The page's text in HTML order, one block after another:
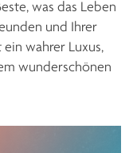
was das Leben
und Ihrer
wahrer Luxus,
wunderschönen